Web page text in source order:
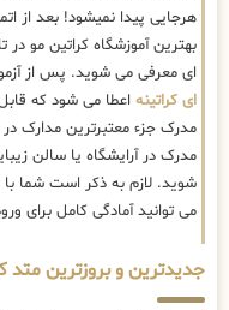
هرجایی پیدا نمیشود! بعد از
بهترین آموزشگاه کراتین مو
ای معرفی می شوید. پس از
ای کراتینه اعطا می شود که
مدرک جزء معتبرترین مدارک
مدرک در آرایشگاه یا سالن
شوید. لازم به ذکر است شما با
می توانید آمادگی کامل برای
جدیدترین و بروزترین متد